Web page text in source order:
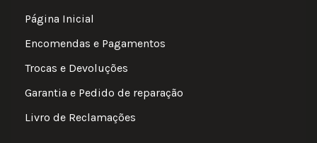
Página Inicial
Encomendas e Pagamentos
Trocas e Devoluções
Garantia e Pedido de reparação
Livro de Reclamações